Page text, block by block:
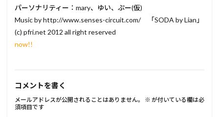
パーソナリティー：mary、ゆい、ぷー(仮)
Music by http://www.senses-circuit.com/ 「SODA by Lian」
(c) pfri.net 2012 all right reserved
now!!
コメントを書く
メールアドレスが公開されることはありません。 ※ が付いている欄は必
須項目です